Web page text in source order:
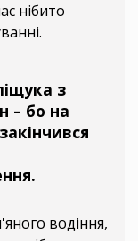
нібито
з
– бо на
водіння,